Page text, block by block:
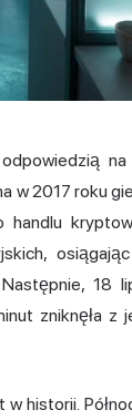
w 2017 roku
18
zniknęła z
historii.